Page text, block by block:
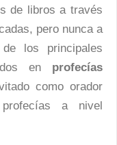
de libros a través
pero nunca a
los principales
en profecías
como orador
a nivel